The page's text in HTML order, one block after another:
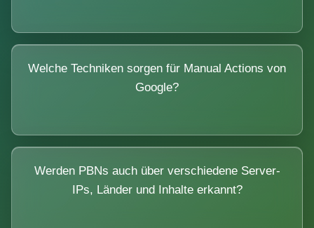
Welche Techniken sorgen für Manual Actions von
Google?
Werden PBNs auch über verschiedene Server-
IPs, Länder und Inhalte erkannt?